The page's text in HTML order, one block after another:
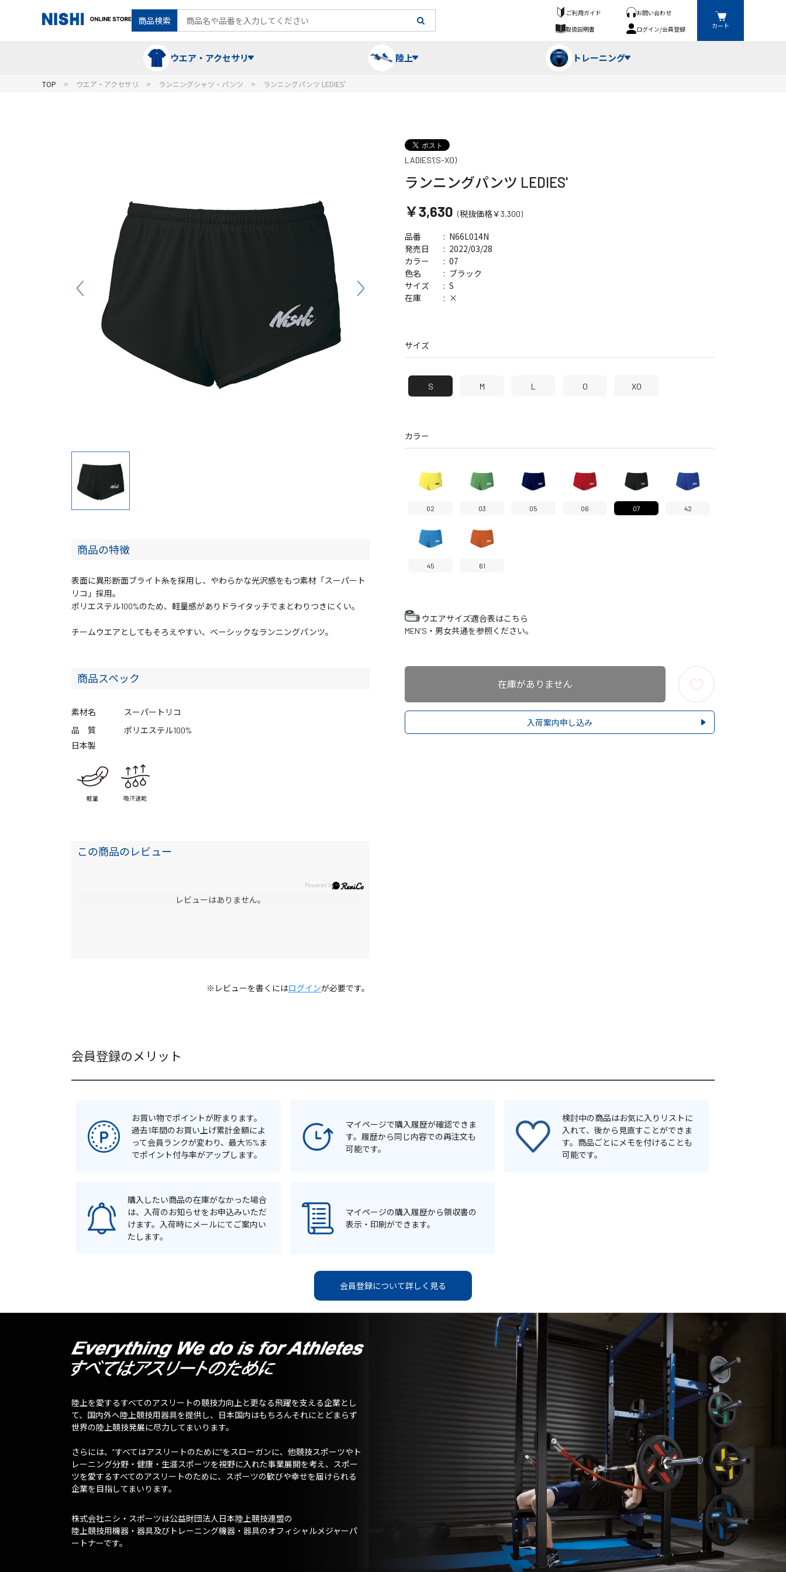
商品検索
ご利用ガイド
お問い合わせ
取扱説明書
ログイン/会員登録 カート
ウエア・アクセサリ
レーシングシャツ・タイツ
ソックス
バッグ
陸上
消耗品・スペアパーツ
トレーニング
ラダー・マーカー
TOP ウエア・アクセサリ ランニングシャツ・パンツ ランニングパンツ LEDIES'
商品の特徴
表面に異形断面ブライト糸を採用し、やわらかな光沢感をもつ素材「スーパート
リコ」採用。
ポリエステル100%のため、軽量感がありドライタッチでまとわりつきにくい。
チームウエアとしてもそろえやすい、ベーシックなランニングパンツ。
商品スペック
素材名
スーパートリコ
品 質
ポリエステル100%
日本製
軽量 吸汗速乾
この商品のレビュー
レビューはありません。
※レビューを書くにはログインが必要です。
LADIES'(S-XO)
ランニングパンツ LEDIES'
￥3,630 (税抜価格￥3,300)
品番 N66L014N
発売日 2022/03/28
サイズ S
カラー 07
在庫 ×
色名 ブラック
サイズ
S M L O XO
カラー
02 03 05 06 07 42
45 61
ウエアサイズ適合表はこちら
MEN'S・男女共通を参照ください。
在庫がありません
入荷案内申し込み
会員登録のメリット
お買い物でポイントが貯まります。
過去1年間のお買い上げ累計金額によ
って会員ランクが変わり、最大15%ま
でポイント付与率がアップします。
マイページで購入履歴が確認できま
す。履歴から同じ内容での再注文も
可能です。
検討中の商品はお気に入りリストに
入れて、後から見直すことができま
す。商品ごとにメモを付けることも
可能です。
購入したい商品の在庫がなかった場合
は、入荷のお知らせをお申込みいただ
けます。入荷時にメールにてご案内い
たします。
マイページの購入履歴から領収書の
表示・印刷ができます。
会員登録について詳しく見る
陸上を愛するすべてのアスリートの競技力向上と更なる飛躍を支える企業とし
て、国内外へ陸上競技用器具を提供し、日本国内はもちろんそれにとどまらず
世界の陸上競技発展に尽力してまいります。
さらには、”すべてはアスリートのために”をスローガンに、他競技スポーツやト
レーニング分野・健康・生涯スポーツを視野に入れた事業展開を考え、スポー
ツを愛するすべてのアスリートのために、スポーツの歓びや幸せを届けられる
企業を目指してまいります。
株式会社ニシ・スポーツは公益財団法人日本陸上競技連盟の
陸上競技用機器・器具及びトレーニング機器・器具のオフィシャルメジャーパ
ートナーです。